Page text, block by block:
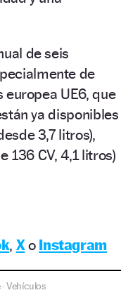
de seis
de
UE6, que
ya disponibles
3,7 litros),
136 CV, 4,1 litros)
, Xo Instagram
·Vehículos